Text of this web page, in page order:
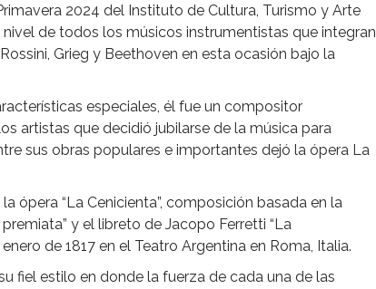
2024 del Instituto de Cultura, Turismo y Arte
de todos los músicos instrumentistas que integran
Grieg y Beethoven en esta ocasión bajo la
especiales, él fue un compositor
artistas que decidió jubilarse de la música para
sus obras populares e importantes dejó la ópera La
ópera “La Cenicienta”, composición basada en la
y el libreto de Jacopo Ferretti “La
de 1817 en el Teatro Argentina en Roma, Italia.
fiel estilo en donde la fuerza de cada una de las